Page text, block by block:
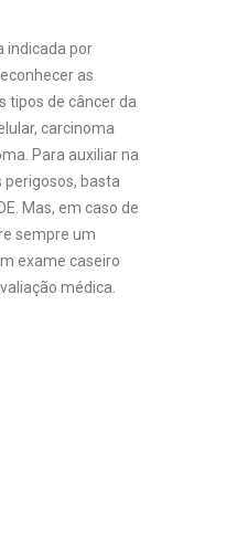
indicada por
as
tipos de câncer da
carcinoma
Para auxiliar na
basta
Mas, em caso de
sempre um
exame caseiro
médica.